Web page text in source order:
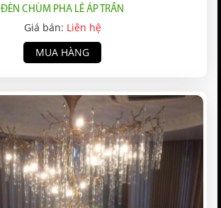
ĐÈN CHÙM PHA LÊ ÁP TRẦN
Giá bán: Liên hệ
MUA HÀNG